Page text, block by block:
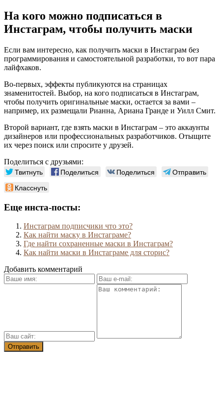
На кого можно подписаться в
Инстаграм, чтобы получить маски
Если вам интересно, как получить маски в Инстаграм без
программирования и самостоятельной разработки, то вот пара
лайфхаков.
Во-первых, эффекты публикуются на страницах
знаменитостей. Выбор, на кого подписаться в Инстаграм,
чтобы получить оригинальные маски, остается за вами –
например, их размещали Рианна, Ариана Гранде и Уилл Смит.
Второй вариант, где взять маски в Инстаграм – это аккаунты
дизайнеров или профессиональных разработчиков. Отыщите
их через поиск или спросите у друзей.
Поделиться с друзьями:
Твитнуть Поделиться Поделиться
Отправить
Класснуть
Еще инста-посты:
Инстаграм подписчики что это?
Как найти маску в Инстаграме?
Где найти сохраненные маски в Инстаграм?
Как найти маски в Инстаграме для сторис?
Добавить комментарий